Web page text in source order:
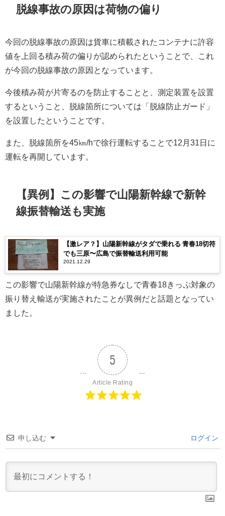
脱線事故の原因は荷物の偏り
今回の脱線事故の原因は貨車に積載されたコンテナに許容
値を上回る積み荷の偏りが認められたということで、これ
が今回の脱線事故の原因となっています。
今後積み荷が片寄るのを防止することと、測定装置を設置
するということ、脱線箇所については「脱線防止ガード」
を設置したということです。
また、脱線箇所を45㎞/hで徐行運転することで12月31日に
運転を再開しています。
【異例】この影響で山陽新幹線で新幹
線振替輸送も実施
【激レア？】山陽新幹線がタダで乗れる 青春18切符
でも三原〜広島で振替輸送利用可能
2021.12.29
この影響で山陽新幹線が特急券なしで青春18きっぷ対象の
振り替え輸送が実施されたことが異例だと話題となってい
ました。
5
Article Rating
申し込む ログイン